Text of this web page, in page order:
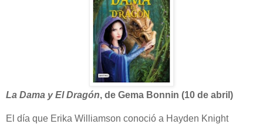
La Dama y El Dragón, de Gema Bonnin (10 de abril)
El día que Erika Williamson conoció a Hayden Knight